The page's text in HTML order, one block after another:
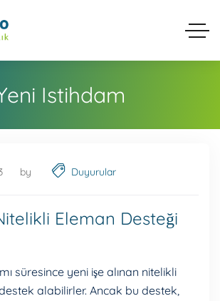
Istihdam
by Duyurular
Eleman Desteği
süresince yeni işe alınan nitelikli
alabilirler. Ancak bu destek,